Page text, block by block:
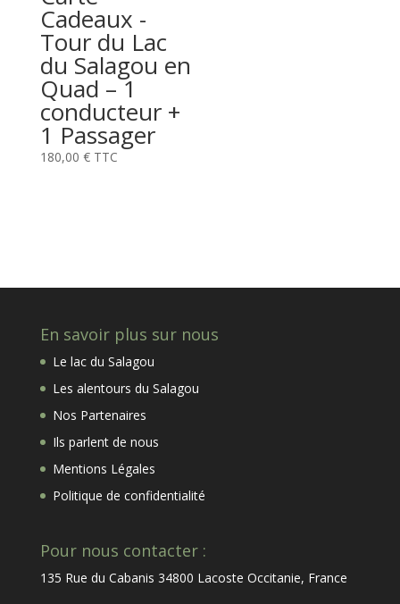
Cadeaux -
Tour du Lac
du Salagou en
Quad – 1
conducteur +
1 Passager
180,00 € TTC
En savoir plus sur nous
Le lac du Salagou
Les alentours du Salagou
Nos Partenaires
Ils parlent de nous
Mentions Légales
Politique de confidentialité
Pour nous contacter :
135 Rue du Cabanis 34800 Lacoste Occitanie, France